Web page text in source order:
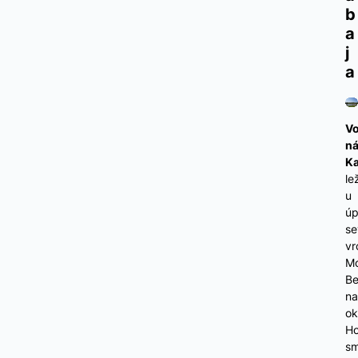
b
a
j
a
u
na